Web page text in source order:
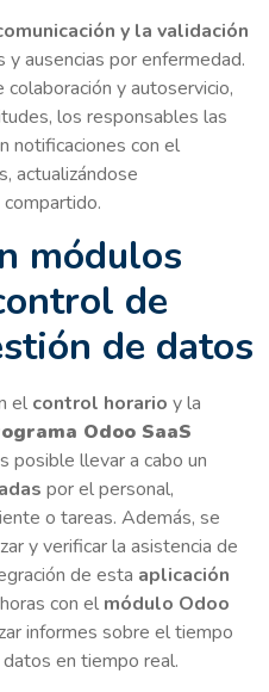
y la validación
y ausencias por enfermedad.
y autoservicio,
los responsables las
notificaciones con el
actualizándose
módulos
de
de datos
el control horario y la
Odoo SaaS
posible llevar a cabo un
por el personal,
o tareas. Además, se
y verificar la asistencia de
de esta aplicación
con el módulo Odoo
informes sobre el tiempo
en tiempo real.